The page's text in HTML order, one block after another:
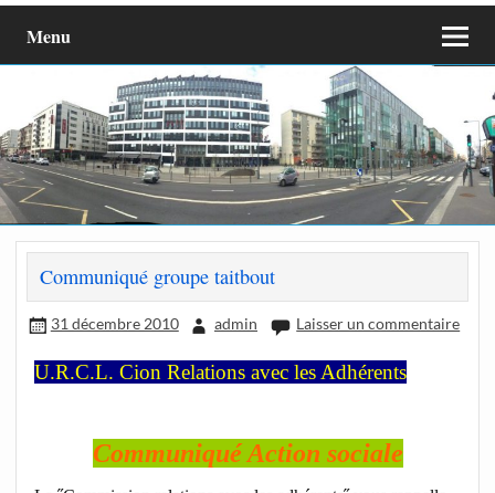
Menu
Communiqué groupe taitbout
31 décembre 2010 admin Laisser un commentaire
U.R.C.L. Cion Relations avec les Adhérents
Communiqué Action sociale